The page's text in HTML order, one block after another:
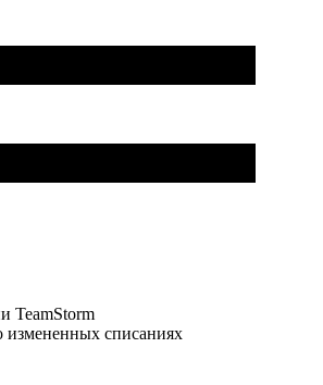
TeamStorm
измененных списаниях